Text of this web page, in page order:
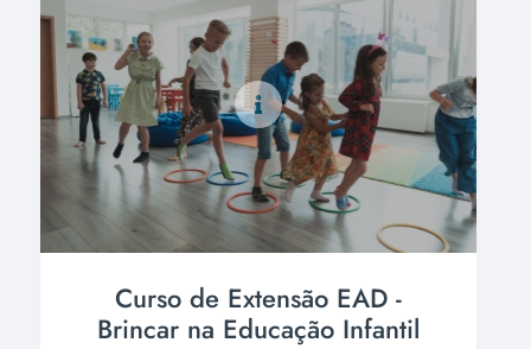
Curso de Extensão EAD -
Brincar na Educação Infantil